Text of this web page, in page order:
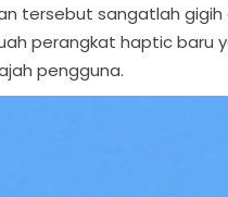
tersebut sangatlah gigih
perangkat haptic baru
pengguna.